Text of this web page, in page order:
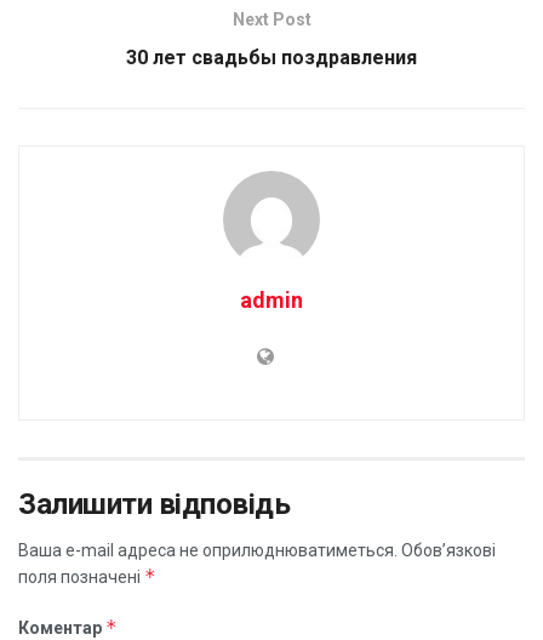
Next Post
30 лет свадьбы поздравления
admin
Залишити відповідь
Ваша e-mail адреса не оприлюднюватиметься. Обов’язкові
поля позначені *
Коментар *